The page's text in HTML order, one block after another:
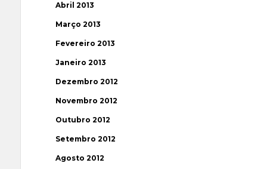
Abril 2013
Março 2013
Fevereiro 2013
Janeiro 2013
Dezembro 2012
Novembro 2012
Outubro 2012
Setembro 2012
Agosto 2012